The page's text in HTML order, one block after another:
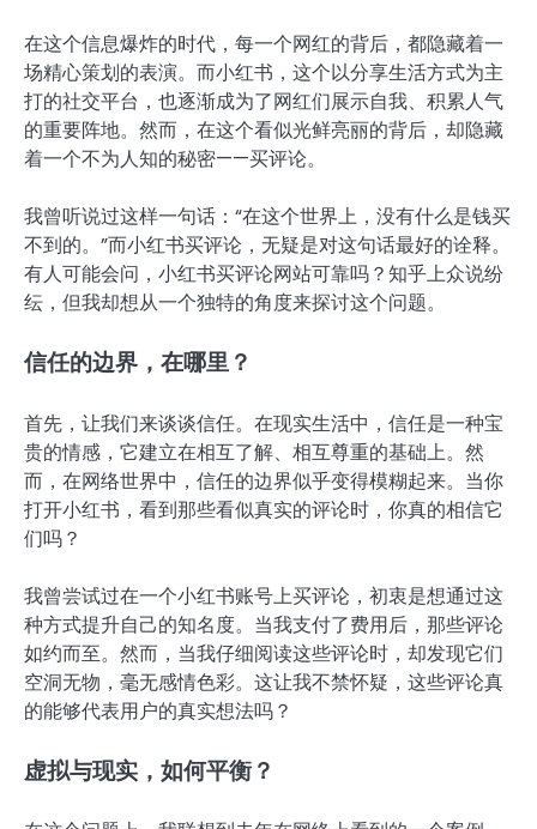
在这个信息爆炸的时代，每一个网红的背后，都隐藏着一
场精心策划的表演。而小红书，这个以分享生活方式为主
打的社交平台，也逐渐成为了网红们展示自我、积累人气
的重要阵地。然而，在这个看似光鲜亮丽的背后，却隐藏
着一个不为人知的秘密——买评论。
我曾听说过这样一句话：“在这个世界上，没有什么是钱买
不到的。”而小红书买评论，无疑是对这句话最好的诠释。
有人可能会问，小红书买评论网站可靠吗？知乎上众说纷
纭，但我却想从一个独特的角度来探讨这个问题。
信任的边界，在哪里？
首先，让我们来谈谈信任。在现实生活中，信任是一种宝
贵的情感，它建立在相互了解、相互尊重的基础上。然
而，在网络世界中，信任的边界似乎变得模糊起来。当你
打开小红书，看到那些看似真实的评论时，你真的相信它
们吗？
我曾尝试过在一个小红书账号上买评论，初衷是想通过这
种方式提升自己的知名度。当我支付了费用后，那些评论
如约而至。然而，当我仔细阅读这些评论时，却发现它们
空洞无物，毫无感情色彩。这让我不禁怀疑，这些评论真
的能够代表用户的真实想法吗？
虚拟与现实，如何平衡？